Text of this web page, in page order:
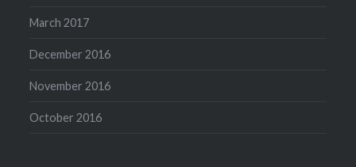
March 2017
December 2016
November 2016
October 2016